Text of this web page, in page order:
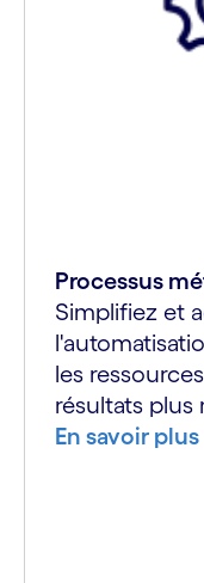
Processus
Simplifiez et
les
résultats plus
En savoir plus